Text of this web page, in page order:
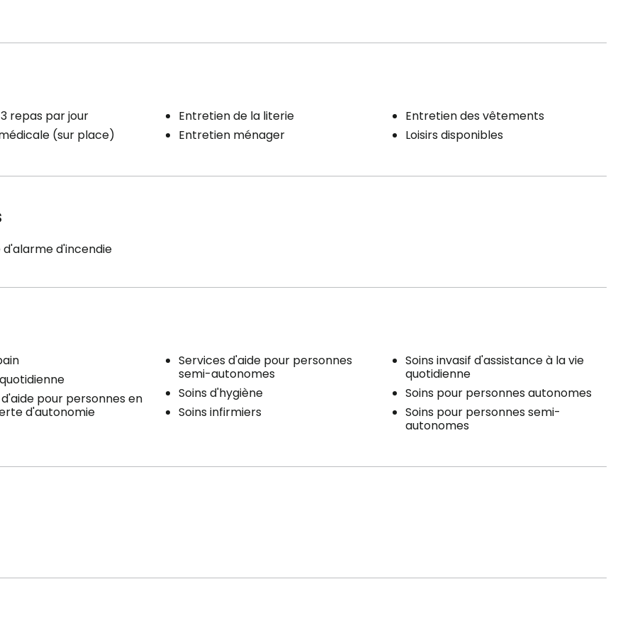
ménager
literie / vêtements
/ Chauffage
Aide au bain
Hygiène quotidienne
Aide au coucher
Stationnement
Extérieur
repas par jour
(sur place)
Entretien de la literie
Entretien ménager
Entretien des vêtements
Loisirs disponibles
d'alarme d'incendie
pour personnes en
d'autonomie
Services d'aide pour personnes
semi-autonomes
Soins d'hygiène
Soins infirmiers
Soins invasif d'assistance à la vie
quotidienne
Soins pour personnes autonomes
Soins pour personnes semi-
autonomes